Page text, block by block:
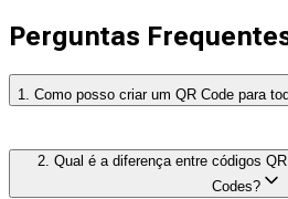
Perguntas
1. Como posso criar um QR Code para
Terá de utilizar um link
code generator para criar
2. Qual é a diferença entre códigos
Codes?